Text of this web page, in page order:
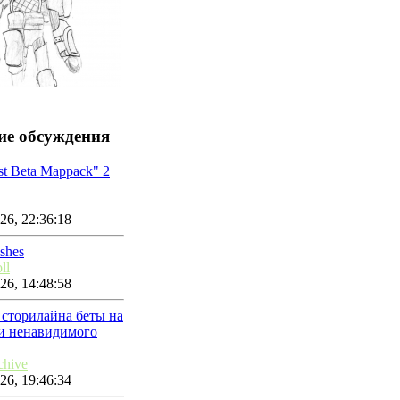
обсуждения
Beta Mappack" 2
22:36:18
14:48:58
беты на
ненавидимого
19:46:34